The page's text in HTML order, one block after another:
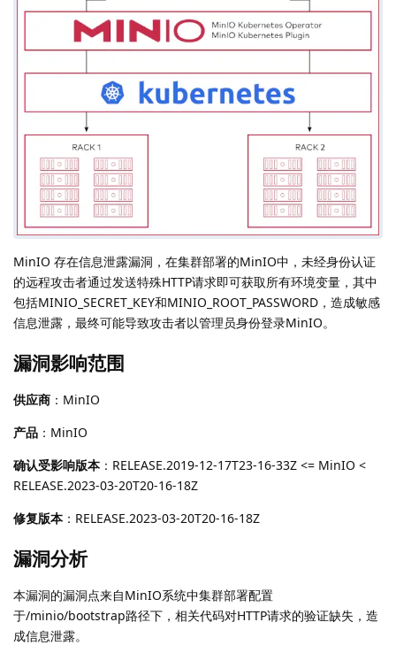
MinIO 存在信息泄露漏洞，在集群部署的MinIO中，未经身份认证
的远程攻击者通过发送特殊HTTP请求即可获取所有环境变量，其中
包括MINIO_SECRET_KEY和MINIO_ROOT_PASSWORD，造成敏感
信息泄露，最终可能导致攻击者以管理员身份登录MinIO。
漏洞影响范围
供应商 ：MinIO
产品 ：MinIO
确认受影响版本：RELEASE.2019-12-17T23-16-33Z <= MinIO <
RELEASE.2023-03-20T20-16-18Z
修复版本：RELEASE.2023-03-20T20-16-18Z
漏洞分析
本漏洞的漏洞点来自MinIO系统中集群部署配置
于/minio/bootstrap路径下，相关代码对HTTP请求的验证缺失，造
成信息泄露。